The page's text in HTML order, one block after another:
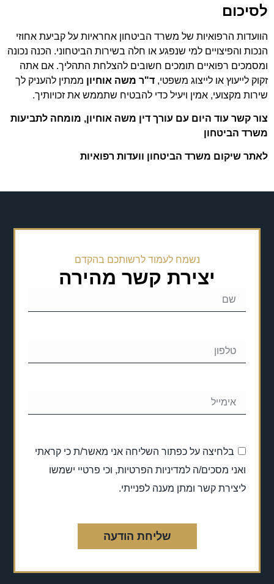
לסיכום
הוועדות הרפואיות של משרד הביטחון אחראיות על קביעת אחוזי
הנכות והפיצויים למי שנפגע או חלה בשירות הביטחוני. הכנה נכונה
ומסמכים רפואיים תומכים חשובים להצלחת התהליך. אם אתה
זקוק לייעוץ או לייצוג משפטי, ד"ר משה אוחיון ממתין להעניק לך
שירות מקצועי, אמין ויעיל כדי להבטיח שתממש את זכויותיך.
צור קשר עוד היום עם עורך דין משה אוחיון, מומחה לתביעות
משרד הביטחון
לאתר שיקום משרד הביטחון וועדות רפואיות
נשמח לעמוד לרשותכם בהקדם
יצירת קשר מהירה
בלחיצה על כפתור השליחה אני מאשר/ת כי קראתי
ואני מסכים/ה למדיניות הפרטיות, וכי פרטיי ישמשו
ליצירת קשר ומתן מענה לפנייתי.
שליחת הודעה